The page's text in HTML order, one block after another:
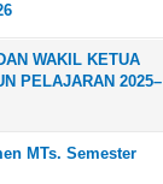
WAKIL KETUA
PELAJARAN 2025–
MTs. Semester